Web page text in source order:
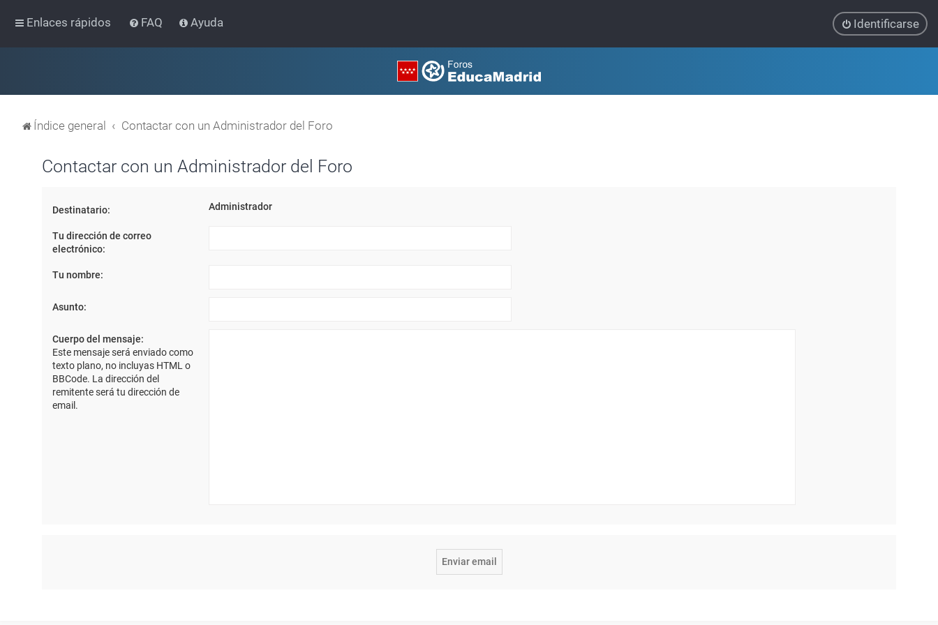
Enlaces rápidos FAQ Ayuda Identificarse
Índice general Contactar con un Administrador del Foro
Contactar con un Administrador del Foro
Destinatario: Administrador
Tu dirección de correo
electrónico:
Tu nombre:
Asunto:
Cuerpo del mensaje:
Este mensaje será enviado como
texto plano, no incluyas HTML o
BBCode. La dirección del
remitente será tu dirección de
email.